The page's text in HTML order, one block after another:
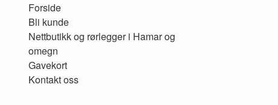
Forside
Bli kunde
Nettbutikk og rørlegger i Hamar og
omegn
Gavekort
Kontakt oss